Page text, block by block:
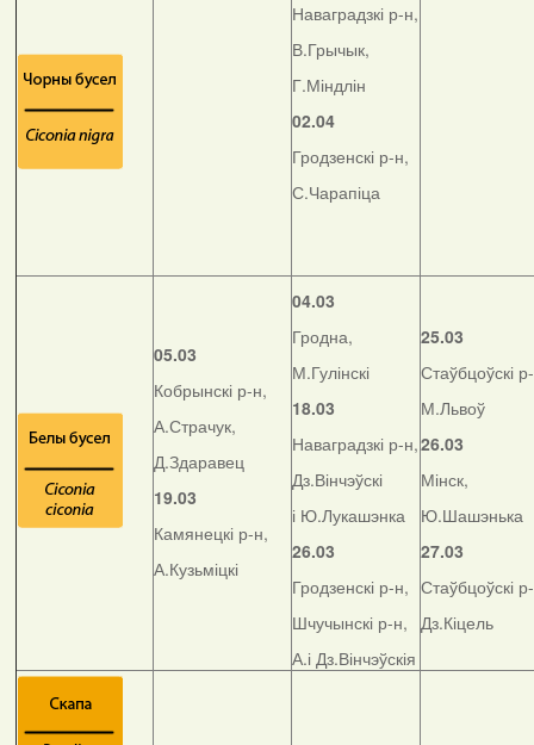
Наваградзкі р-н,
В.Грычык,
Г.Міндлін
02.04
Гродзенскі р-н,
С.Чарапіца
05.03
Кобрынскі р-н,
А.Страчук,
Д.Здаравец
19.03
Камянецкі р-н,
А.Кузьміцкі
04.03
Гродна,
М.Гулінскі
18.03
Наваградзкі р-н,
Дз.Вінчэўскі
і Ю.Лукашэнка
26.03
Гродзенскі р-н,
Шчучынскі р-н,
А.і Дз.Вінчэўскія
25.03
Стаўбцоўскі
М.Львоў
26.03
Мінск,
Ю.Шашэнька
27.03
Стаўбцоўскі
Дз.Кіцель